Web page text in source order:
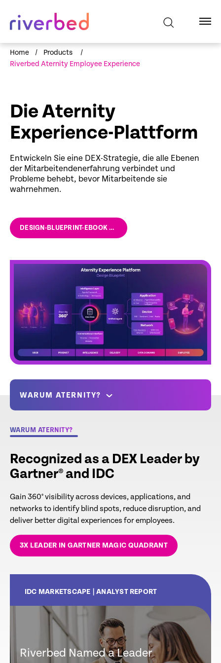
Home / Products
/
Riverbed Aternity Employee Experience
Die Aternity
Experience-Plattform
Entwickeln Sie eine DEX-Strategie, die alle Ebenen
der Mitarbeitendenerfahrung verbindet und
Probleme behebt, bevor Mitarbeitende sie
wahrnehmen.
DESIGN-BLUEPRINT-EBOOK HERUNTERLADEN
WARUM ATERNITY?
WARUM ATERNITY?
Recognized as a DEX Leader by
Gartner® and IDC
Gain 360° visibility across devices, applications, and
networks to identify blind spots, reduce disruption, and
deliver better digital experiences for employees.
3X LEADER IN GARTNER MAGIC QUADRANT
IDC MARKETSCAPE | ANALYST REPORT
Riverbed Named a Leader